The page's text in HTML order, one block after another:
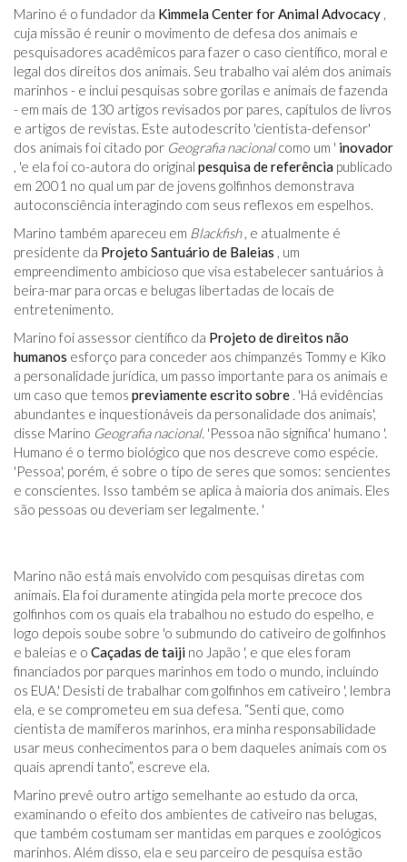
Marino é o fundador da Kimmela Center for Animal Advocacy ,
cuja missão é reunir o movimento de defesa dos animais e
pesquisadores acadêmicos para fazer o caso científico, moral e
legal dos direitos dos animais. Seu trabalho vai além dos animais
marinhos - e inclui pesquisas sobre gorilas e animais de fazenda
- em mais de 130 artigos revisados ​​por pares, capítulos de livros
e artigos de revistas. Este autodescrito 'cientista-defensor'
dos animais foi citado por Geografia nacionalcomo um ' inovador
, 'e ela foi co-autora do original pesquisa de referência publicado
em 2001 no qual um par de jovens golfinhos demonstrava
autoconsciência interagindo com seus reflexos em espelhos.
Marino também apareceu em Blackfish, e atualmente é
presidente da Projeto Santuário de Baleias , um
empreendimento ambicioso que visa estabelecer santuários à
beira-mar para orcas e belugas libertadas de locais de
entretenimento.
Marino foi assessor científico da Projeto de direitos não
humanos esforço para conceder aos chimpanzés Tommy e Kiko
a personalidade jurídica, um passo importante para os animais e
um caso que temos previamente escrito sobre . 'Há evidências
abundantes e inquestionáveis ​​da personalidade dos animais',
disse Marino Geografia nacional. 'Pessoa não significa' humano '.
Humano é o termo biológico que nos descreve como espécie.
'Pessoa', porém, é sobre o tipo de seres que somos: sencientes
e conscientes. Isso também se aplica à maioria dos animais. Eles
são pessoas ou deveriam ser legalmente. '
Marino não está mais envolvido com pesquisas diretas com
animais. Ela foi duramente atingida pela morte precoce dos
golfinhos com os quais ela trabalhou no estudo do espelho, e
logo depois soube sobre 'o submundo do cativeiro de golfinhos
e baleias e o Caçadas de taiji no Japão ', e que eles foram
financiados por parques marinhos em todo o mundo, incluindo
os EUA.' Desisti de trabalhar com golfinhos em cativeiro ', lembra
ela, e se comprometeu em sua defesa. “Senti que, como
cientista de mamíferos marinhos, era minha responsabilidade
usar meus conhecimentos para o bem daqueles animais com os
quais aprendi tanto”, escreve ela.
Marino prevê outro artigo semelhante ao estudo da orca,
examinando o efeito dos ambientes de cativeiro nas belugas,
que também costumam ser mantidas em parques e zoológicos
marinhos. Além disso, ela e seu parceiro de pesquisa estão